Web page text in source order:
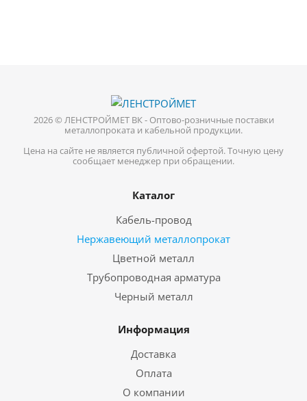
2026 © ЛЕНСТРОЙМЕТ ВК - Оптово-розничные поставки
металлопроката и кабельной продукции.
Цена на сайте не является публичной офертой. Точную цену
сообщает менеджер при обращении.
Каталог
Кабель-провод
Нержавеющий металлопрокат
Цветной металл
Трубопроводная арматура
Черный металл
Информация
Доставка
Оплата
О компании